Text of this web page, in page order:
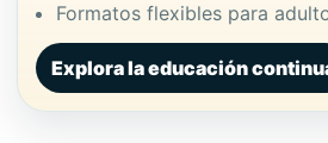
Formatos flexibles para
Explora la educación